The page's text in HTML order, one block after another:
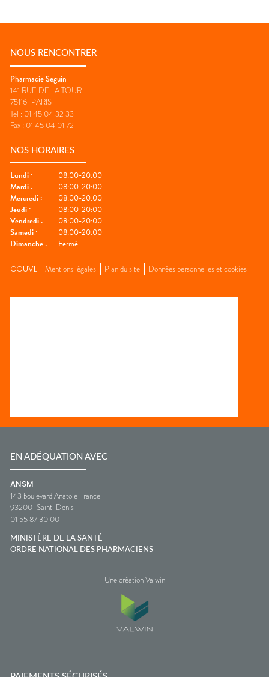
NOUS RENCONTRER
Pharmacie Seguin
141 RUE DE LA TOUR
75116 PARIS
Tel : 01 45 04 32 33
Fax : 01 45 04 01 72
NOS HORAIRES
Lundi :
08:00-20:00
Mardi :
08:00-20:00
Mercredi :
08:00-20:00
Jeudi :
08:00-20:00
Vendredi :
08:00-20:00
Samedi :
08:00-20:00
Dimanche : Fermé
CGUVL Mentions légales Plan du site Données personnelles et cookies
EN ADÉQUATION AVEC
ANSM
143 boulevard Anatole France
93200 Saint-Denis
01 55 87 30 00
MINISTÈRE DE LA SANTÉ
ORDRE NATIONAL DES PHARMACIENS
Une création Valwin